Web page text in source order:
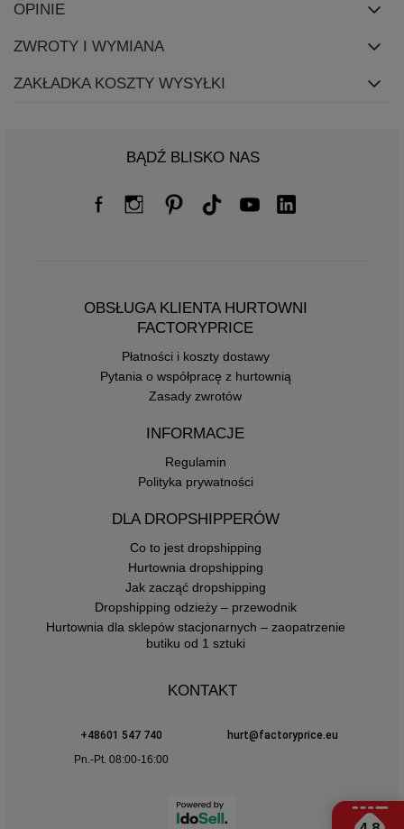
OPINIE
ZWROTY I WYMIANA
ZAKŁADKA KOSZTY WYSYŁKI
BĄDŹ BLISKO NAS
OBSŁUGA KLIENTA HURTOWNI
FACTORYPRICE
Płatności i koszty dostawy
Pytania o współpracę z hurtownią
Zasady zwrotów
INFORMACJE
Regulamin
Polityka prywatności
DLA DROPSHIPPERÓW
Co to jest dropshipping
Hurtownia dropshipping
Jak zacząć dropshipping
Dropshipping odzieży – przewodnik
Hurtownia dla sklepów stacjonarnych – zaopatrzenie
butiku od 1 sztuki
KONTAKT
+48601 547 740
hurt@factoryprice.eu
Pn.-Pt. 08:00-16:00